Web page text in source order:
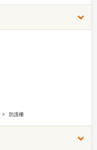
防護柵